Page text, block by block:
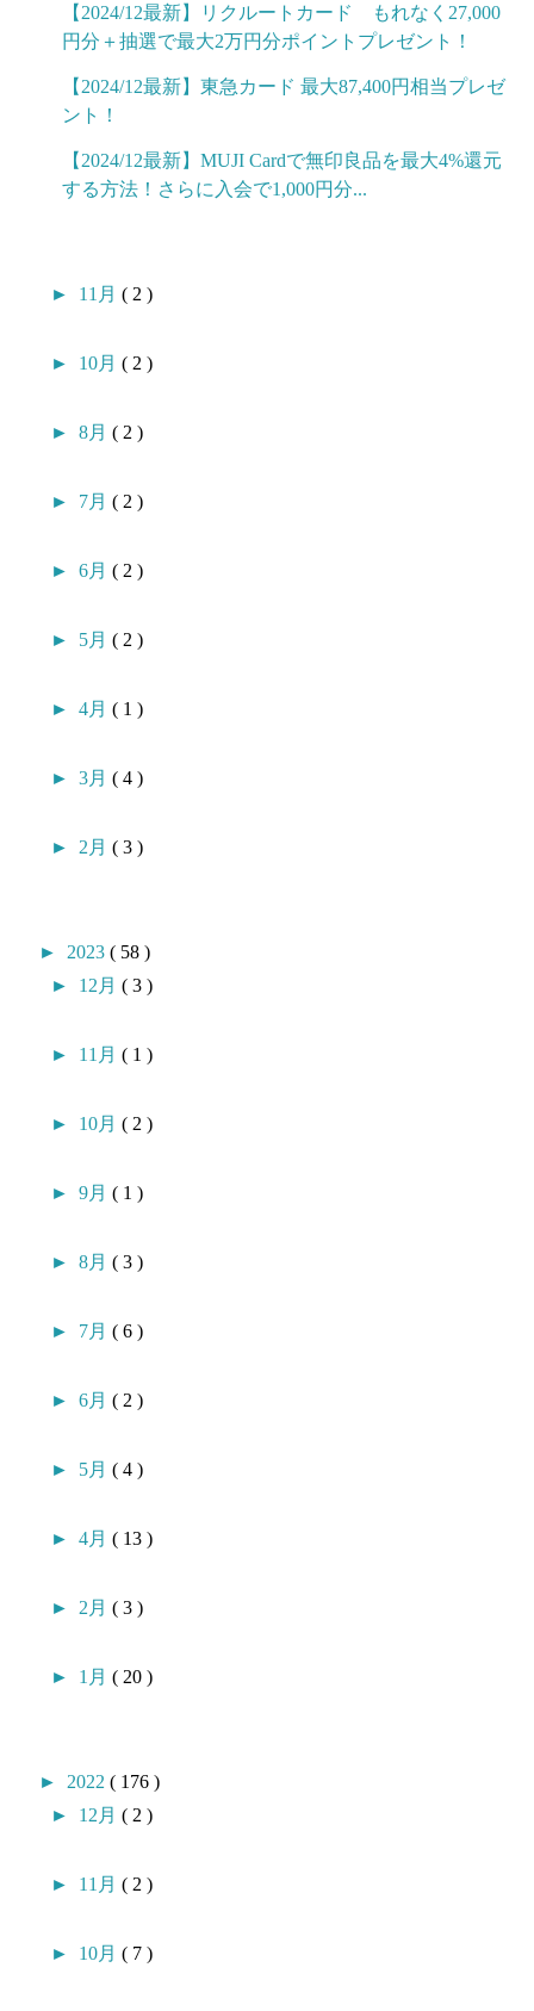
【2024/12最新】リクルートカード もれなく27,000
円分＋抽選で最大2万円分ポイントプレゼント！
【2024/12最新】東急カード 最大87,400円相当プレゼ
ント！
【2024/12最新】MUJI Cardで無印良品を最大4%還元
する方法！さらに入会で1,000円分...
► 11月( 2 )
► 10月( 2 )
►8月( 2 )
► 7月( 2 )
►6月( 2 )
► 5月( 2 )
►4月( 1 )
►3月( 4 )
► 2月( 3 )
► 2023( 58 )
► 12月( 3 )
► 11月( 1 )
► 10月( 2 )
►9月( 1 )
►8月( 3 )
► 7月( 6 )
►6月( 2 )
► 5月( 4 )
►4月( 13 )
► 2月( 3 )
► 1月( 20 )
► 2022( 176 )
► 12月( 2 )
► 11月( 2 )
► 10月( 7 )